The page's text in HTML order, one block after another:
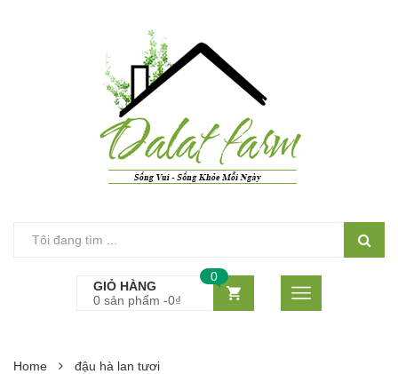
GIỎ HÀNG
0 sản phẩm -0₫
0
Home đậu hà lan tươi